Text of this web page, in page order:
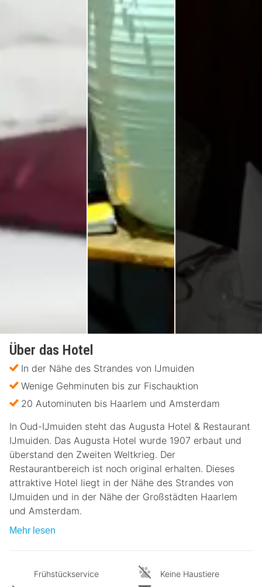
Über das Hotel
In der Nähe des Strandes von IJmuiden
Wenige Gehminuten bis zur Fischauktion
20 Autominuten bis Haarlem und Amsterdam
In Oud-IJmuiden steht das Augusta Hotel & Restaurant
IJmuiden. Das Augusta Hotel wurde 1907 erbaut und
überstand den Zweiten Weltkrieg. Der
Restaurantbereich ist noch original erhalten. Dieses
attraktive Hotel liegt in der Nähe des Strandes von
IJmuiden und in der Nähe der Großstädten Haarlem
und Amsterdam.
Mehr lesen
Frühstückservice
Keine Haustiere